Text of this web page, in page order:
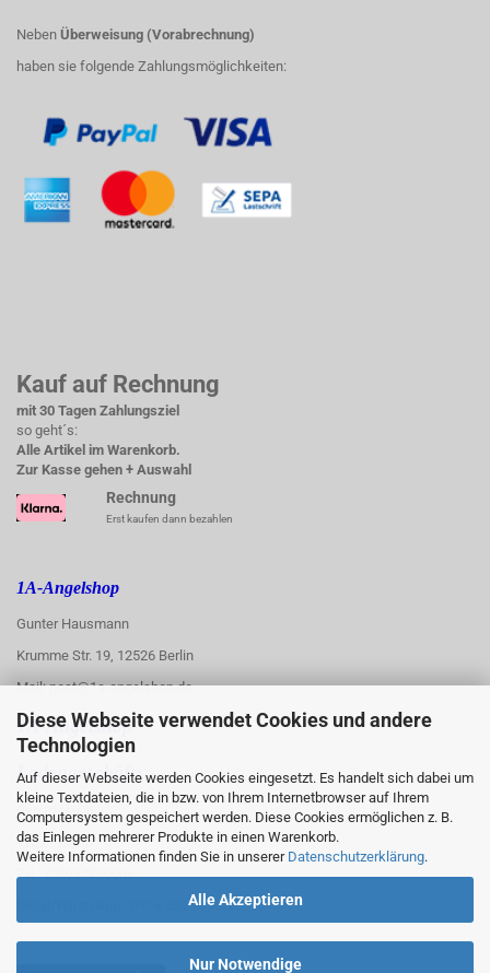
Diese Webseite verwendet Cookies und andere
Technologien
Auf dieser Webseite werden Cookies eingesetzt. Es handelt sich dabei um
kleine Textdateien, die in bzw. von Ihrem Internetbrowser auf Ihrem
Computersystem gespeichert werden. Diese Cookies ermöglichen z. B.
das Einlegen mehrerer Produkte in einen Warenkorb.
Weitere Informationen finden Sie in unserer Datenschutzerklärung.
Alle Akzeptieren
Nur Notwendige
Neben Überweisung (Vorabrechnung)
haben sie folgende Zahlungsmöglichkeiten:
Kauf auf Rechnung
mit 30 Tagen Zahlungsziel
so geht´s:
Alle Artikel im Warenkorb.
Zur Kasse gehen + Auswahl
Rechnung
Erst kaufen dann bezahlen
1A-Angelshop
Gunter Hausmann
Krumme Str. 19, 12526 Berlin
Mail: post@1a-angelshop.de
1A-Angelshop-
Ladengeschäft::
Regattastr. 66
12527 Berlin
Tel.: 030/67890006
Mobil/WhatsApp: 0176 550 90 773